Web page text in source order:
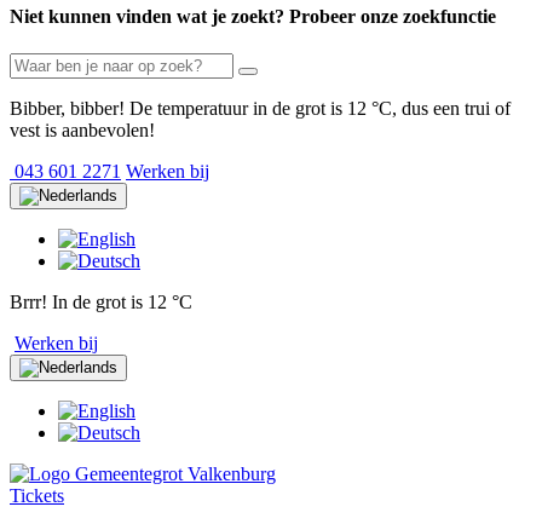
Niet kunnen vinden wat je zoekt? Probeer onze zoekfunctie
Bibber, bibber! De temperatuur in de grot is 12 °C, dus een trui of
vest is aanbevolen!
043 601 2271 Werken bij
Brrr! In de grot is 12 °C
Werken bij
Tickets